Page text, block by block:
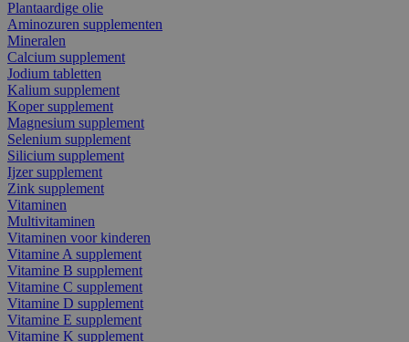
Plantaardige olie
Aminozuren supplementen
Mineralen
Calcium supplement
Jodium tabletten
Kalium supplement
Koper supplement
Magnesium supplement
Selenium supplement
Silicium supplement
Ijzer supplement
Zink supplement
Vitaminen
Multivitaminen
Vitaminen voor kinderen
Vitamine A supplement
Vitamine B supplement
Vitamine C supplement
Vitamine D supplement
Vitamine E supplement
Vitamine K supplement